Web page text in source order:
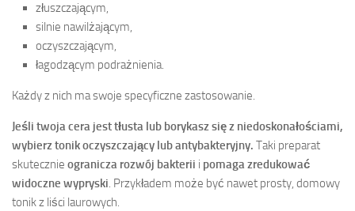
złuszczającym,
silnie nawilżającym,
oczyszczającym,
łagodzącym podrażnienia.
Każdy z nich ma swoje specyficzne zastosowanie.
Jeśli twoja cera jest tłusta lub borykasz się z niedoskonałościami,
wybierz tonik oczyszczający lub antybakteryjny. Taki preparat
skutecznie ogranicza rozwój bakterii i pomaga zredukować
widoczne wypryski. Przykładem może być nawet prosty, domowy
tonik z liści laurowych.